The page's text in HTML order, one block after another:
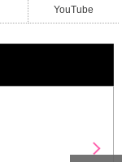
YouTube